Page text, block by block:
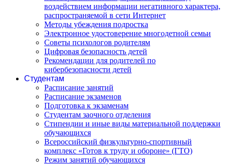
воздействием информации негативного характера,
распространяемой в сети Интернет
Методы убеждения подростка
Электронное удостоверение многодетной семьи
Советы психологов родителям
Цифровая безопасность детей
Рекомендации для родителей по
кибербезопасности детей
Студентам
Расписание занятий
Расписание экзаменов
Подготовка к экзаменам
Студентам заочного отделения
Стипендии и иные виды материальной поддержки
обучающихся
Всероссийский физкультурно-спортивный
комплекс «Готов к труду и обороне» (ГТО)
Режим занятий обучающихся